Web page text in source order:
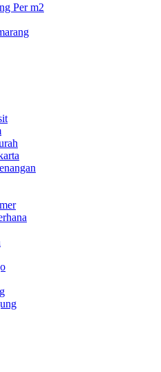
Per m2